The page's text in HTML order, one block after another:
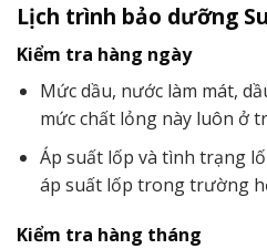
Lịch trình bảo dưỡng
Kiểm tra hàng ngày
Mức dầu, nước làm mát,
mức chất lỏng này luôn ở
Áp suất lốp và tình trạng
áp suất lốp trong trường
Kiểm tra hàng tháng